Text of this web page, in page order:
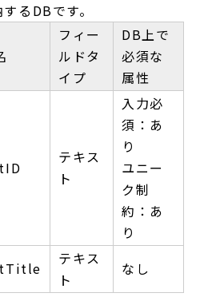
るDBです。
フィー
ルドタ
イプ
DB上で
必須な
属性
テキス
ト
入力必
須：あ
り
ユニー
ク制
約：あ
り
テキス
ト
なし